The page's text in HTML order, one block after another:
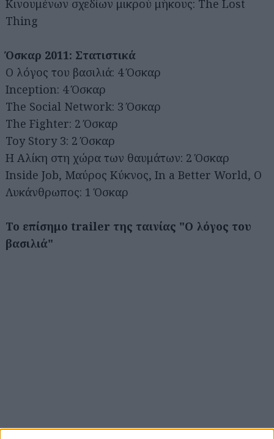
Κινουμένων σχεδίων μικρού μήκους: The Lost
Thing
Όσκαρ 2011: Στατιστικά
Ο λόγος του βασιλιά: 4 Όσκαρ
Inception: 4 Όσκαρ
The Social Network: 3 Όσκαρ
The Fighter: 2 Όσκαρ
Toy Story 3: 2 Όσκαρ
Η Αλίκη στη χώρα των θαυμάτων: 2 Όσκαρ
Inside Job, Μαύρος Κύκνος, In a Better World, Ο
Λυκάνθρωπος: 1 Όσκαρ
To επίσημο trailer της ταινίας "Ο λόγος του
βασιλιά"